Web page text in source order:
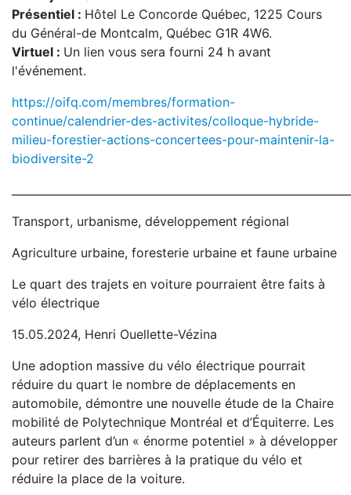
Présentiel : Hôtel Le Concorde Québec, 1225 Cours
du Général-de Montcalm, Québec G1R 4W6.
Virtuel : Un lien vous sera fourni 24 h avant
l'événement.
https://oifq.com/membres/formation-
continue/calendrier-des-activites/colloque-hybride-
milieu-forestier-actions-concertees-pour-maintenir-la-
biodiversite-2
Transport, urbanisme, développement régional
Agriculture urbaine, foresterie urbaine et faune urbaine
Le quart des trajets en voiture pourraient être faits à
vélo électrique
15.05.2024, Henri Ouellette-Vézina
Une adoption massive du vélo électrique pourrait
réduire du quart le nombre de déplacements en
automobile, démontre une nouvelle étude de la Chaire
mobilité de Polytechnique Montréal et d’Équiterre. Les
auteurs parlent d’un « énorme potentiel » à développer
pour retirer des barrières à la pratique du vélo et
réduire la place de la voiture.